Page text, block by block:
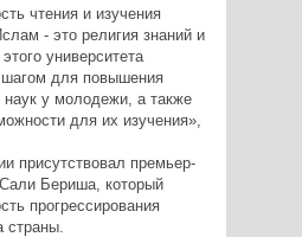
чтения и изучения
- это религия знаний и
университета
для повышения
наук у молодежи, а также
для их изучения»,
присутствовал премьер-
Бериша, который
прогрессирования
страны.